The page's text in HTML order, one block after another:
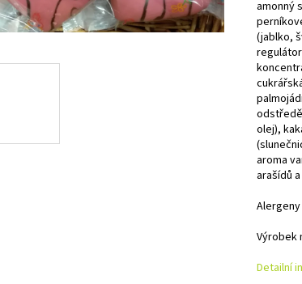
amonný
(jablko,
olej),
aroma
arašídů
Výrobek
Detailní